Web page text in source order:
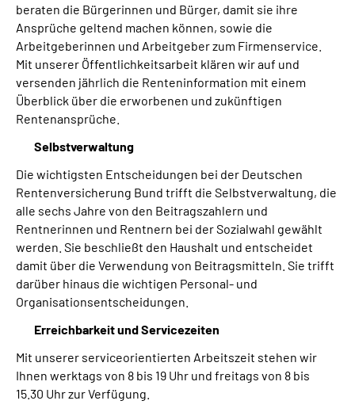
beraten die Bürgerinnen und Bürger, damit sie ihre
Ansprüche geltend machen können, sowie die
Arbeitgeberinnen und Arbeitgeber zum Firmenservice.
Mit unserer Öffentlichkeitsarbeit klären wir auf und
versenden jährlich die Renteninformation mit einem
Überblick über die erworbenen und zukünftigen
Rentenansprüche.
Selbstverwaltung
Die wichtigsten Entscheidungen bei der Deutschen
Rentenversicherung Bund trifft die Selbstverwaltung, die
alle sechs Jahre von den Beitragszahlern und
Rentnerinnen und Rentnern bei der Sozialwahl gewählt
werden. Sie beschließt den Haushalt und entscheidet
damit über die Verwendung von Beitragsmitteln. Sie trifft
darüber hinaus die wichtigen Personal- und
Organisationsentscheidungen.
Erreichbarkeit und Servicezeiten
Mit unserer serviceorientierten Arbeitszeit stehen wir
Ihnen werktags von 8 bis 19 Uhr und freitags von 8 bis
15.30 Uhr zur Verfügung.